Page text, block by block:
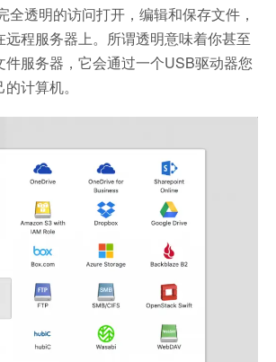
全透明的访问打开，编辑和保存文件，
远程服务器上。所谓透明意味着你甚至
件服务器，它会通过一个USB驱动器您
计算机。